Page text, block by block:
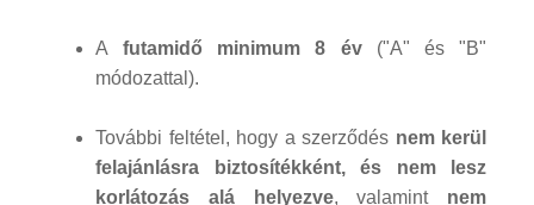
A futamidő minimum 8 év ("A" és "B"
módozattal).
További feltétel, hogy a szerződés nem kerül
felajánlásra biztosítékként, és nem lesz
korlátozás alá helyezve, valamint nem